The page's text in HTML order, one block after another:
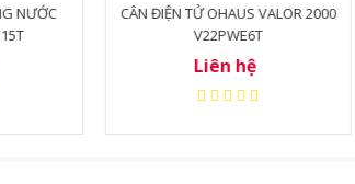
VALOR 2000
CÂN THỦY SẢN OHAUS V22PWE3T
Liên hệ